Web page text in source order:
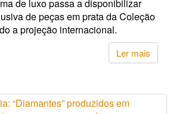
de luxo passa a disponibilizar
de peças em prata da Coleção
a projeção internacional.
Ler mais